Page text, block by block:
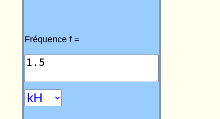
Fréquence f =